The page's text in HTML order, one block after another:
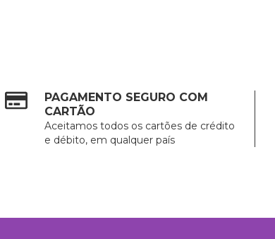
PAGAMENTO SEGURO COM
CARTÃO
Aceitamos todos os cartões de crédito
e débito, em qualquer país